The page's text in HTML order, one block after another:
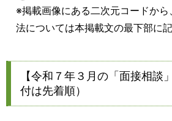
※掲載画像にある二次元コードか
法については本掲載文の最下部に記
【令和７年３月の「面接相談
付は先着順）